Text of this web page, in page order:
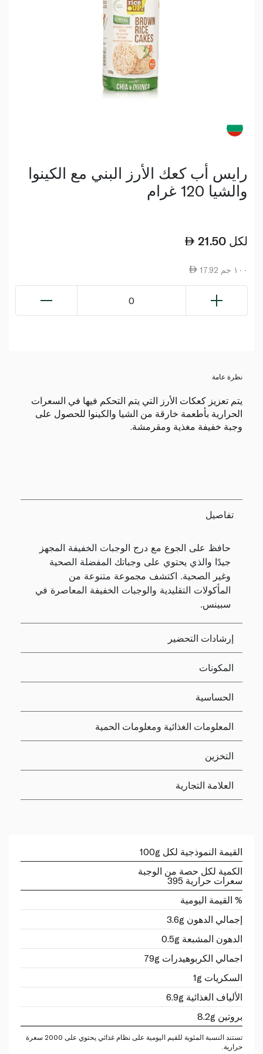
رايس أب كعك الأرز البني مع الكينوا
والشيا 120 غرام
21.50 لكل
17.92 ١٠٠ جم
0
نظرة عامة
يتم تعزيز كعكات الأرز التي يتم التحكم فيها في السعرات
الحرارية بأطعمة خارقة من الشيا والكينوا للحصول على
وجبة خفيفة مغذية ومقرمشة.
تفاصيل
حافظ على الجوع مع درج الوجبات الخفيفة المجهز
جيدًا والذي يحتوي على وجباتك المفضلة الصحية
وغير الصحية. اكتشف مجموعة متنوعة من
المأكولات التقليدية والوجبات الخفيفة المعاصرة في
سبينس.
إرشادات التحضير
المكونات
الحساسية
المعلومات الغذائية ومعلومات الحمية
التخزين
العلامة التجارية
القيمة النموذجية لكل 100g
الكمية لكل حصة من الوجبة
سعرات حرارية 395
% القيمة اليومية
إجمالي الدهون 3.6g
الدهون المشبعة 0.5g
اجمالي الكربوهيدرات 79g
السكريات 1g
الألياف الغذائية 6.9g
بروتين 8.2g
تستند النسبة المئوية للقيم اليومية على نظام غذائي يحتوي على 2000 سعرة
حرارية.